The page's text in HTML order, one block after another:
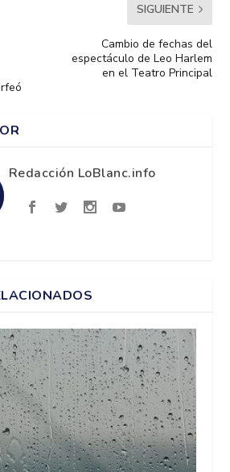
SIGUIENTE
Cambio de fechas del
espectáculo de Leo Harlem
en el Teatro Principal
Redacción LoBlanc.info